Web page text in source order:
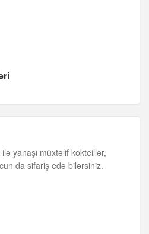
yanaşı müxtəlif kokteillər,
da sifariş edə bilərsiniz.